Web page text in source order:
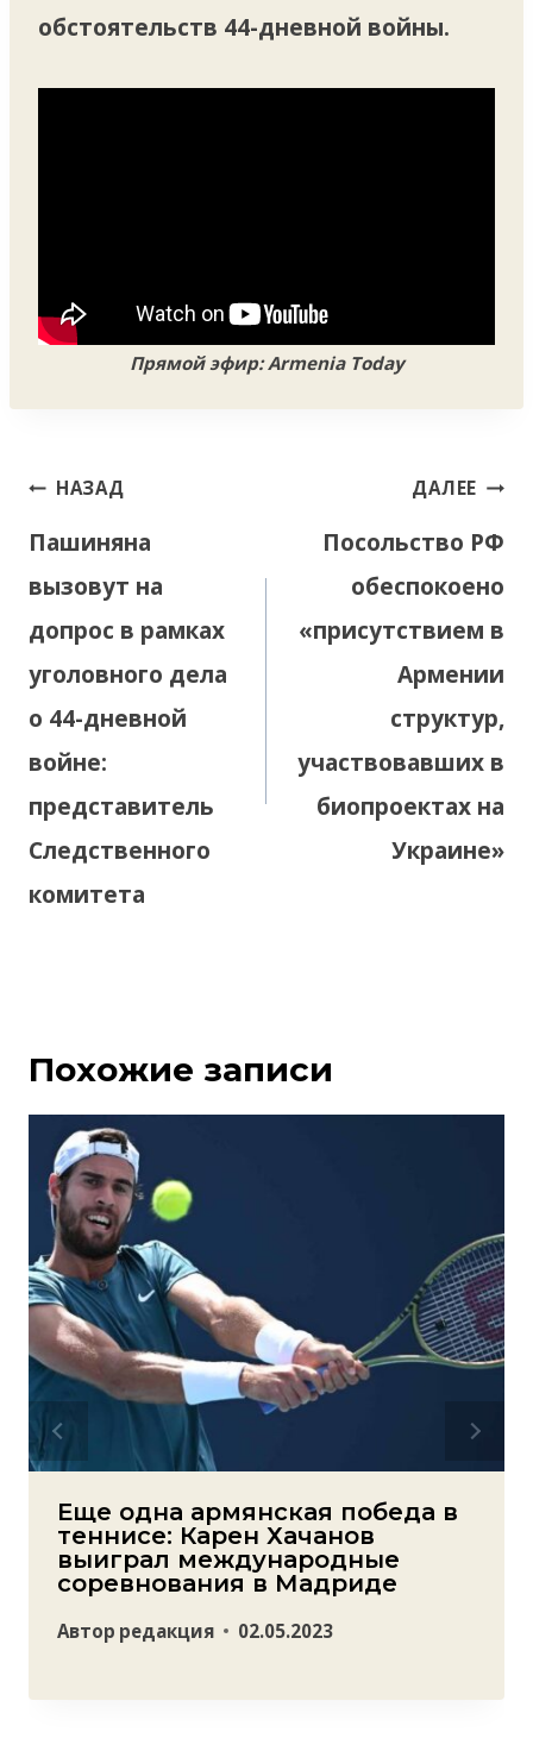
обстоятельств 44-дневной войны.
Прямой эфир: Armenia Today
Навигация
записям
НАЗАД
Пашиняна
вызовут на
допрос в рамках
уголовного дела
о 44-дневной
войне:
представитель
Следственного
комитета
ДАЛЕЕ
Посольство РФ
обеспокоено
«присутствием в
Армении
структур,
участвовавших в
биопроектах на
Украине»
Похожие записи
Еще одна армянская победа в
теннисе: Карен Хачанов
выиграл международные
соревнования в Мадриде
Автор редакция 02.05.2023